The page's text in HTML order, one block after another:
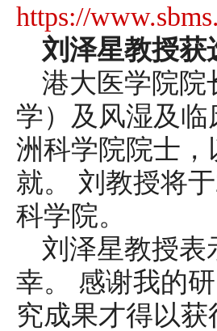
https://
刘泽星教授获
港大医学院院
学）及风湿及
洲科学院院士
就。 刘教授将
科学院。
刘泽星教授表
幸。 感谢我的
究成果才得以